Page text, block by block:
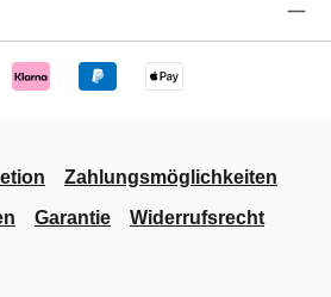
Zahlungsmöglichkeiten
Garantie Widerrufsrecht